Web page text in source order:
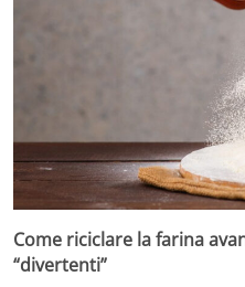
Come riciclare la farina
“divertenti”